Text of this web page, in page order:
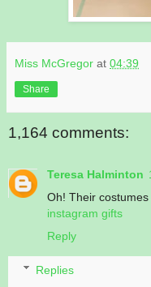
Miss McGregor at 04:39
Share
1,164 comments:
Teresa Halminton
Oh! Their
instagram gifts
Reply
Replies